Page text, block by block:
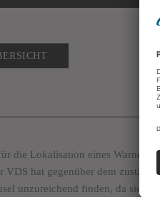
die Lokalisation eines Warner-
VDS hat gegenüber dem
unzureichend finden, da sie